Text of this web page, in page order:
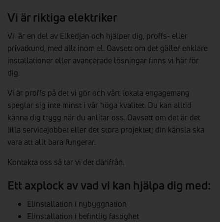
Vi är riktiga elektriker
Vi är en del av Elkedjan och hjälper dig, proffs- eller
privatkund, med allt inom el. Oavsett om det gäller enklare
installationer eller avancerade lösningar finns vi här för
dig.
Vi är proffs på det vi gör och vårt lokala engagemang
speglar sig inte minst i vår höga kvalitet. Du kan alltid
känna dig trygg när du anlitar oss. Oavsett om det är det
lilla servicejobbet eller det stora projektet; din känsla ska
vara att allt bara fungerar.
Kontakta oss så tar vi det därifrån.
Ett axplock av vad vi kan hjälpa dig med:
Elinstallation i nybyggnation
Elinstallation i befintlig fastighet